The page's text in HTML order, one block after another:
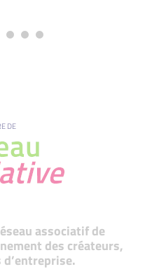
DE
associatif de
des créateurs,